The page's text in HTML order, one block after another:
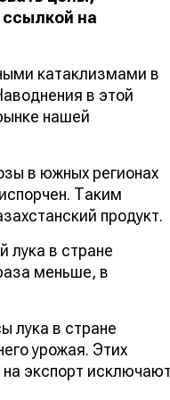
ссылкой на
катаклизмами в
в этой
нашей
в южных регионах
Таким
продукт.
лука в стране
меньше, в
лука в стране
урожая. Этих
экспорт